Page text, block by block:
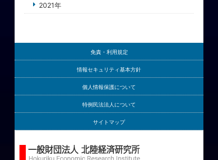
2021年
免責・利用規定
情報セキュリティ基本方針
個人情報保護について
特例民法法人について
サイトマップ